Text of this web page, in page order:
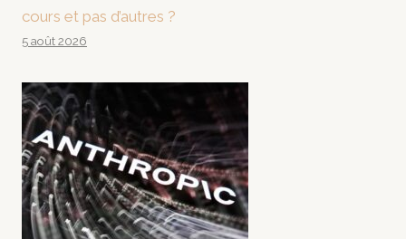
cours et pas d’autres ?
5 août 2026